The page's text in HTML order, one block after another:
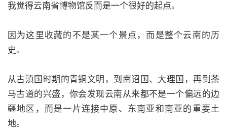
我觉得云南省博物馆反而是一个很好的起点。
因为这里收藏的不是某一个景点，而是整个云南的历
史。
从古滇国时期的青铜文明，到南诏国、大理国，再到茶
马古道的兴盛，你会发现云南从来都不是一个偏远的边
疆地区，而是一片连接中原、东南亚和南亚的重要土
地。